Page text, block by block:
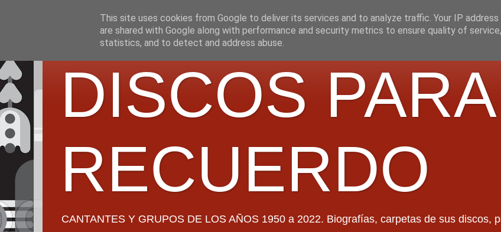
DISCOS
RECUERDO
CANTANTES Y GRUPOS DE LOS AÑOS 1950 a 2022. Biografías, carpetas de sus discos,
This site uses cookies from Google to deliver its services and to analyze traffic. Your IP address
are shared with Google along with performance and security metrics to ensure quality of
statistics, and to detect and address abuse.